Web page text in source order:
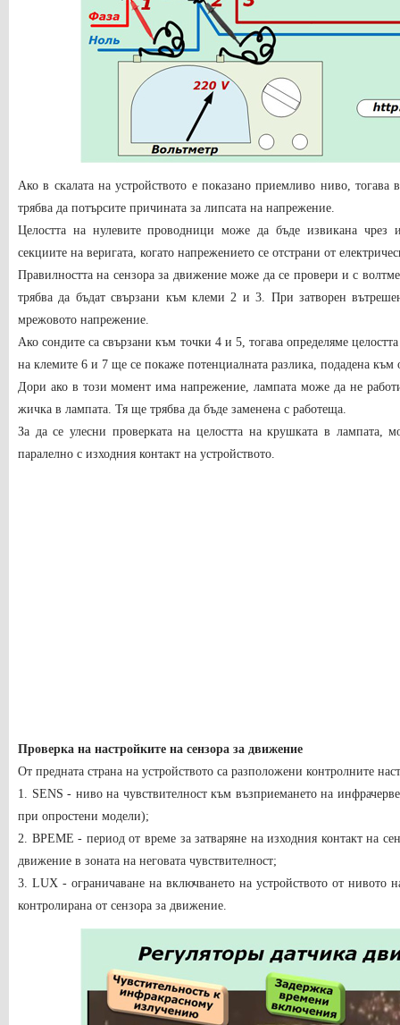
Ако в скалата на устройството е показано приемливо ниво, тогава
трябва да потърсите причината за липсата на напрежение.
Целостта на нулевите проводници може да бъде извикана чрез
секциите на веригата, когато напрежението се отстрани от
Правилността на сензора за движение може да се провери и с
трябва да бъдат свързани към клеми 2 и 3. При затворен
мрежовото напрежение.
Ако сондите са свързани към точки 4 и 5, тогава определяме
на клемите 6 и 7 ще се покаже потенциалната разлика, подадена към
Дори ако в този момент има напрежение, лампата може да не
жичка в лампата. Тя ще трябва да бъде заменена с работеща.
За да се улесни проверката на целостта на крушката в лампата,
паралелно с изходния контакт на устройството.
Проверка на настройките на сензора за движение
От предната страна на устройството са разположени контролните
1. SENS - ниво на чувствителност към възприемането на
при опростени модели);
2. ВРЕМЕ - период от време за затваряне на изходния контакт на
движение в зоната на неговата чувствителност;
3. LUX - ограничаване на включването на устройството от нивото
контролирана от сензора за движение.